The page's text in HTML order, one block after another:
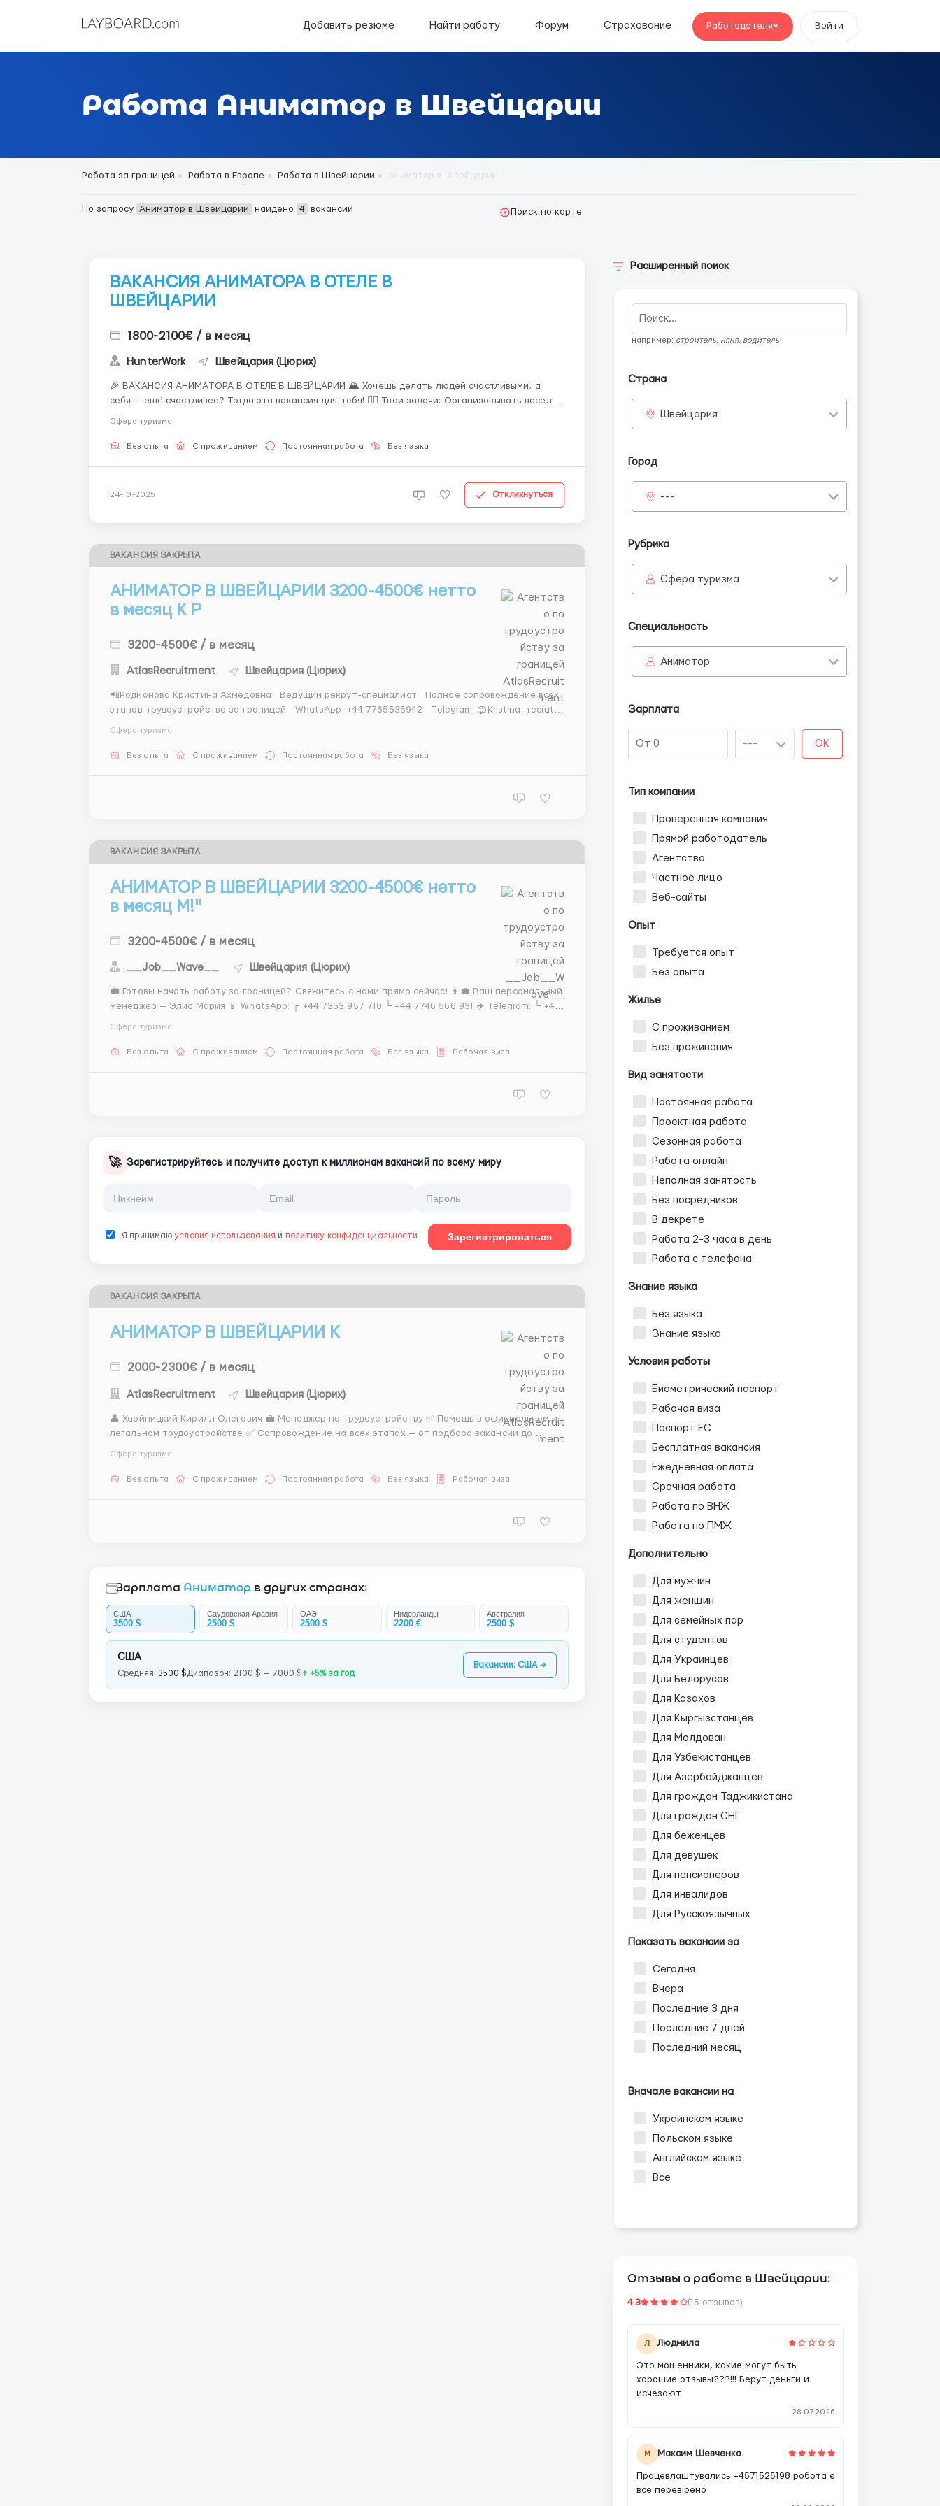
Добавить резюме Найти работу Форум Страхование Работодателям Войти
Работа Аниматор в Швейцарии
Работа за границей Работа в Европе Работа в Швейцарии
По запросу Аниматор в Швейцарии найдено 4 вакансий Поиск по карте
ВАКАНСИЯ АНИМАТОРА В ОТЕЛЕ В
ШВЕЙЦАРИИ
1800-2100€ / в месяц
HunterWork Швейцария (Цюрих)
🎉 ВАКАНСИЯ АНИМАТОРА В ОТЕЛЕ В ШВЕЙЦАРИИ 🏔️ Хочешь делать людей счастливыми, а
себя — ещё счастливее? Тогда эта вакансия для тебя! 🤹‍♂️ Твои задачи: Организовывать веселые
Сфера туризма
Без опыта С проживанием Постоянная работа Без языка
24-10-2025 Откликнуться
ВАКАНСИЯ ЗАКРЫТА
АНИМАТОР В ШВЕЙЦАРИИ 3200-4500€ нетто
в месяц К Р
3200-4500€ / в месяц
AtlasRecruitment Швейцария (Цюрих)
📲Родионова Кристина Ахмедовна Ведущий рекрут-специалист Полное сопровождение всех
этапов трудоустройства за границей WhatsApp: +44 7765535942 Telegram: @Kristina_recrut (
Сфера туризма
Без опыта С проживанием Постоянная работа Без языка
ВАКАНСИЯ ЗАКРЫТА
АНИМАТОР В ШВЕЙЦАРИИ 3200-4500€ нетто
в месяц М!"
3200-4500€ / в месяц
__Job__Wave__ Швейцария (Цюрих)
💼 Готовы начать работу за границей? Свяжитесь с нами прямо сейчас! 👩‍💼 Ваш персональный
менеджер — Элис Мария 📱 WhatsApp: ┌ +44 7353 957 710 └ +44 7746 566 931 ✈️ Telegram: └ +44
Сфера туризма
Без опыта С проживанием Постоянная работа Без языка Рабочая виза
🚀 Зарегистрируйтесь и получите доступ к миллионам вакансий по всему миру
Я принимаюусловия использования и политику конфиденциальности Зарегистрироваться
ВАКАНСИЯ ЗАКРЫТА
АНИМАТОР В ШВЕЙЦАРИИ К
2000-2300€ / в месяц
AtlasRecruitment Швейцария (Цюрих)
👤 Хаойницкий Кирилл Олегович 💼 Менеджер по трудоустройству ✅ Помощь в официальном и
легальном трудоустройстве ✅ Сопровождение на всех этапах — от подбора вакансии до
Сфера туризма
Без опыта С проживанием Постоянная работа Без языка Рабочая виза
Зарплата Аниматор в других странах:
США
3500 $
Саудовская Аравия
2500 $
ОАЭ
2500 $
Нидерланды
2200 €
Австралия
2500 $
США
Средняя: 3500 $ Диапазон: 2100 $ — 7000 $↑ +5% за год
Вакансии: США →
Расширенный поиск
например: строитель, няня, водитель
Страна
Швейцария
Город
---
Рубрика
Сфера туризма
Специальность
Аниматор
Зарплата
OK
Тип компании
Проверенная компания
Прямой работодатель
Агентство
Частное лицо
Веб-сайты
Опыт
Требуется опыт
Без опыта
Жилье
С проживанием
Без проживания
Вид занятости
Постоянная работа
Проектная работа
Сезонная работа
Работа онлайн
Неполная занятость
Без посредников
В декрете
Работа 2-3 часа в день
Работа с телефона
Знание языка
Без языка
Знание языка
Условия работы
Биометрический паспорт
Рабочая виза
Паспорт ЕС
Бесплатная вакансия
Ежедневная оплата
Срочная работа
Работа по ВНЖ
Работа по ПМЖ
Дополнительно
Для мужчин
Для женщин
Для семейных пар
Для студентов
Для Украинцев
Для Белорусов
Для Казахов
Для Кыргызстанцев
Для Молдован
Для Узбекистанцев
Для Азербайджанцев
Для граждан Таджикистана
Для граждан СНГ
Для беженцев
Для девушек
Для пенсионеров
Для инвалидов
Для Русскоязычных
Показать вакансии за
Сегодня
Вчера
Последние 3 дня
Последние 7 дней
Последний месяц
Вначале вакансии на
Украинском языке
Польском языке
Английском языке
Все
Отзывы о работе в Швейцарии:
4.3 (15 отзывов)
Л Людмила
Это мошенники, какие могут быть
хорошие отзывы???!!! Берут деньги и
исчезают
28.07.2026
М Максим Шевченко
Працевлаштувались +4571525198 робота є
все перевірено